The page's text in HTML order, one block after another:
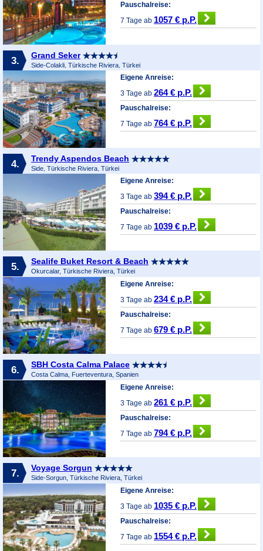
Pauschalreise:
7 Tage ab 1057 € p.P.
3. Grand Seker
Side-Colakli, Türkische Riviera, Türkei
Eigene Anreise:
3 Tage ab264 € p.P.
Pauschalreise:
7 Tage ab 764 € p.P.
4. Trendy Aspendos Beach
Side, Türkische Riviera, Türkei
Eigene Anreise:
3 Tage ab394 € p.P.
Pauschalreise:
7 Tage ab 1039 € p.P.
5. Sealife Buket Resort & Beach
Okurcalar, Türkische Riviera, Türkei
Eigene Anreise:
3 Tage ab234 € p.P.
Pauschalreise:
7 Tage ab679 € p.P.
6. SBH Costa Calma Palace
Costa Calma, Fuerteventura, Spanien
Eigene Anreise:
3 Tage ab261 € p.P.
Pauschalreise:
7 Tage ab 794 € p.P.
7. Voyage Sorgun
Side-Sorgun, Türkische Riviera, Türkei
Eigene Anreise:
3 Tage ab 1035 € p.P.
Pauschalreise:
7 Tage ab 1554 € p.P.